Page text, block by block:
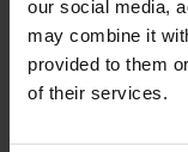
our social media,
may combine it
provided to them
of their services.